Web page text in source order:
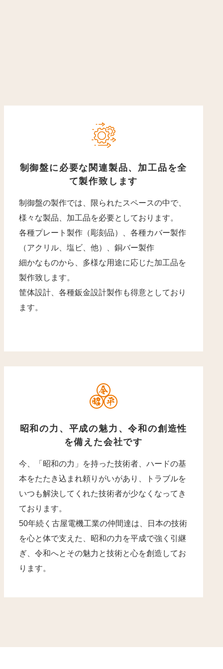
制御盤に必要な関連製品、加工品を全
て製作致します
制御盤の製作では、限られたスペースの中で、
様々な製品、加工品を必要としております。
各種プレート製作（彫刻品）、各種カバー製作
（アクリル、塩ビ、他）、銅バー製作
細かなものから、多様な用途に応じた加工品を
製作致します。
筐体設計、各種鈑金設計製作も得意としており
ます。
昭和の力、平成の魅力、令和の創造性
を備えた会社です
今、「昭和の力」を持った技術者、ハードの基
本をたたき込まれ頼りがいがあり、トラブルを
いつも解決してくれた技術者が少なくなってき
ております。
50年続く古屋電機工業の仲間達は、日本の技術
を心と体で支えた、昭和の力を平成で強く引継
ぎ、令和へとその魅力と技術と心を創造してお
ります。